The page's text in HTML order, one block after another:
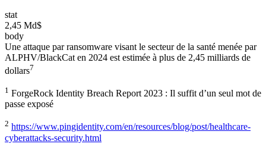
stat
2,45 Md$
body
Une attaque par ransomware visant le secteur de la santé menée par
ALPHV/BlackCat en 2024 est estimée à plus de 2,45 milliards de
dollars7
1 ForgeRock Identity Breach Report 2023 : Il suffit d’un seul mot de
passe exposé
2 https://www.pingidentity.com/en/resources/blog/post/healthcare-
cyberattacks-security.html